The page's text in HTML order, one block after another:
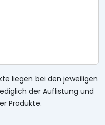
liegen bei den jeweiligen
der Auflistung und
Produkte.